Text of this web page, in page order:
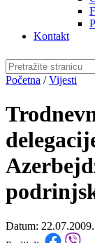
Općine
Kontakt
Početna/ Vijesti